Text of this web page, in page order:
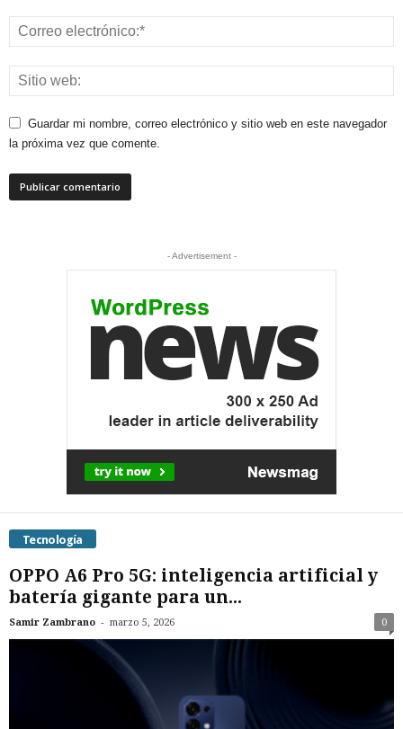
Guardar mi nombre, correo electrónico y sitio web en este navegador
la próxima vez que comente.
- Advertisement -
Tecnología
OPPO A6 Pro 5G: inteligencia artificial y
batería gigante para un...
Samir Zambrano - marzo 5, 2026 0